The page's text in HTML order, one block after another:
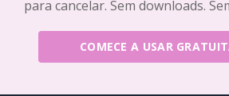
para cancelar. Sem downloads.
COMECE A USAR